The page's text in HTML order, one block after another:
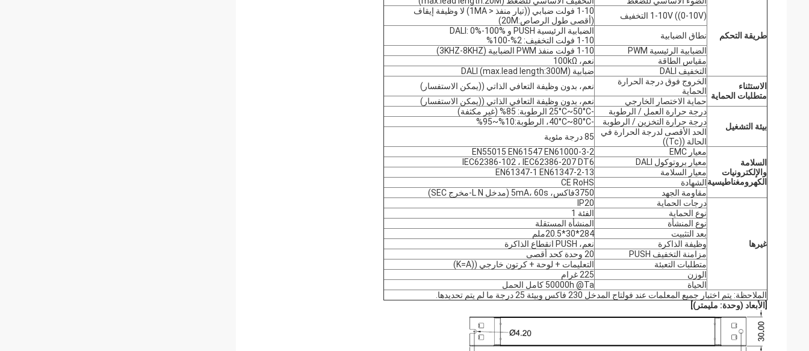
طريقة التحكم
1-10V ((0-10V) التخفيف
1-10 فولت ضبابي ((تيار منفذ < 1MA) لا وظيفة إيقاف
(أقصى طول الرصاص:20M)
نطاق الضبابية
الضبابية الرئيسية PUSH و DALI: 0%-100%
1-10 فولت التخفيف: 2%-100%
الضبابية الرئيسية PWM
1-10 فولت منفذ PWM الضبابية (3KHZ-8KHZ)
مقياس الطاقة
نعم، 100kΩ
التخفيف DALI
ضبابية DALI (max.lead length:300M)
الاستثناء
متطلبات الحماية
الخروج فوق درجة الحرارة
الحماية
نعم، بدون وظيفة التعافي الذاتي ((يمكن الاستفسار)
حماية الاختصار الخارجي
نعم، بدون وظيفة التعافي الذاتي ((يمكن الاستفسار)
بيئة التشغيل
درجة حرارة العمل / الرطوبة
-25°C~50°C الرطوبة: 85% (غير مكثفة)
درجة حرارة التخزين / الرطوبة
-40°C~80°C، الرطوبة:10%~95%
الحد الأقصى لدرجة الحرارة في
الحالة ((Tc))
85 درجة مئوية
السلامة
والإلكترونيات
الكهرومغناطيسية
معيار EMC
EN55015 EN61547 EN61000-3-2
معيار بروتوكول DALI
IEC62386-102 ، IEC62386-207 DT6
معيار السلامة
EN61347-1 EN61347-2-13
الشهادة
CE RoHS
مقاومة الجهد
3750فاكس، 5mA، 60s (مدخل L N-مخرج SEC)
غيرها
درجات الحماية
IP20
نوع الحماية
الفئة 1
نوع المنشأة
المنشأة المستقلة
بعد التثبيت
284*30*20.5ملم
وظيفة الذاكرة
نعم، PUSH انقطاع الذاكرة
مزامنة التخفيف PUSH
20 وحدة كحد أقصى
متطلبات التعبئة
التعليمات + لوحة + كرتون خارجي ((K=A)
الوزن
225 غرام
الحياة
50000h @Ta كامل الحمل
الملاحظة: يتم اختبار جميع المعلمات عند فولتاج المدخل 230 فاكس وبيئة 25 درجة ما لم يتم تحديدها.
الأبعاد (وحدة: مليمتر)